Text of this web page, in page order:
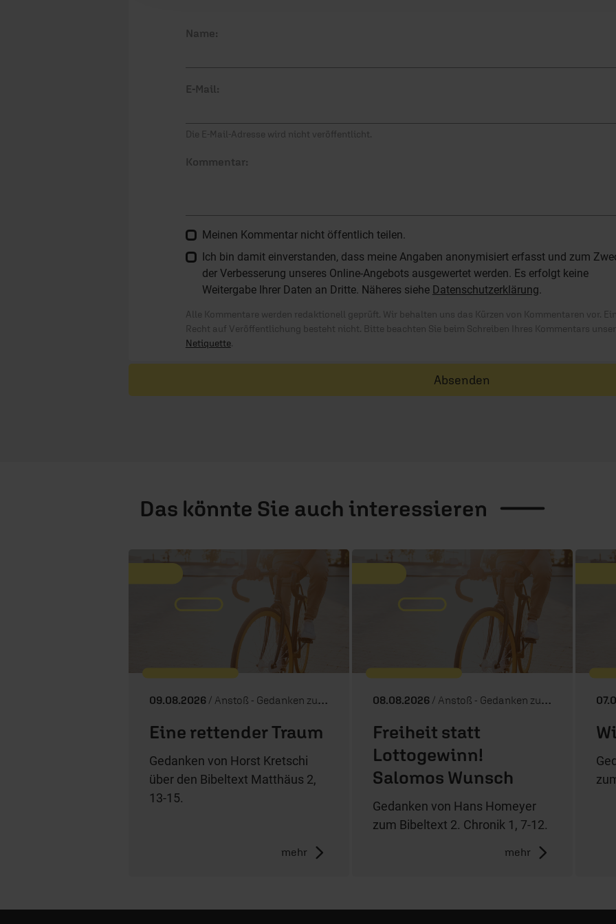
Name:
E-Mail:
Die E-Mail-Adresse wird nicht veröffentlicht.
Kommentar:
Meinen Kommentar nicht öffentlich teilen.
Ich bin damit einverstanden, dass meine Angaben anonymisiert erfasst und zum
der Verbesserung unseres Online-Angebots ausgewertet werden. Es erfolgt keine
Weitergabe Ihrer Daten an Dritte. Näheres siehe Datenschutzerklärung.
Alle Kommentare werden redaktionell geprüft. Wir behalten uns das Kürzen von Kommentaren vor.
Recht auf Veröffentlichung besteht nicht. Bitte beachten Sie beim Schreiben Ihres Kommentars
Netiquette.
Absenden
Das könnte Sie auch interessieren
09.08.2026 / Anstoß - Gedanken zum Tag
Eine rettender Traum
Gedanken von Horst Kretschi
über den Bibeltext Matthäus 2,
13-15.
mehr
08.08.2026 / Anstoß - Gedanken zum Tag
Freiheit statt
Lottogewinn!
Salomos Wunsch
Gedanken von Hans Homeyer
zum Bibeltext 2. Chronik 1, 7-12.
mehr